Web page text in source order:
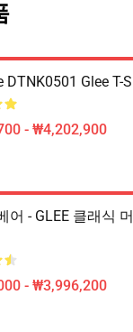
DTNK0501 Glee T-
- ₩4,202,900
어 - GLEE 클래식
- ₩3,996,200